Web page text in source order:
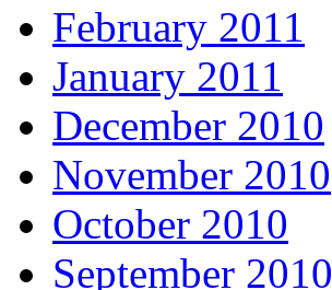
February 2011
January 2011
December 2010
November 2010
October 2010
September 2010